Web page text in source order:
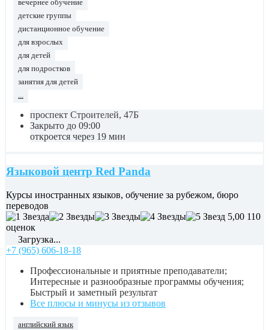
вечернее обучение
детские группы
дистанционное обучение
для взрослых
для детей
для подростков
занятия для детей
проспект Строителей, 47Б
Закрыто до 09:00
откроется через 19 мин
Языковой центр Red Panda
Курсы иностранных языков, обучение за рубежом, бюро
переводов
5,00 110
оценок
Загрузка...
+7 (965) 606-18-18
Профессиональные и приятные преподаватели;
Интересные и разнообразные программы обучения;
Быстрый и заметный результат
Все плюсы и минусы из отзывов
английский язык